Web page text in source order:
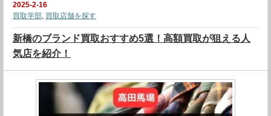
2025-2-16
買取学部, 買取店舗を探す
新橋のブランド買取おすすめ5選！高額買取が狙える人
気店を紹介！